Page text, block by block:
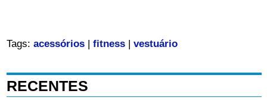
Tags: acessórios| fitness| vestuário
RECENTES